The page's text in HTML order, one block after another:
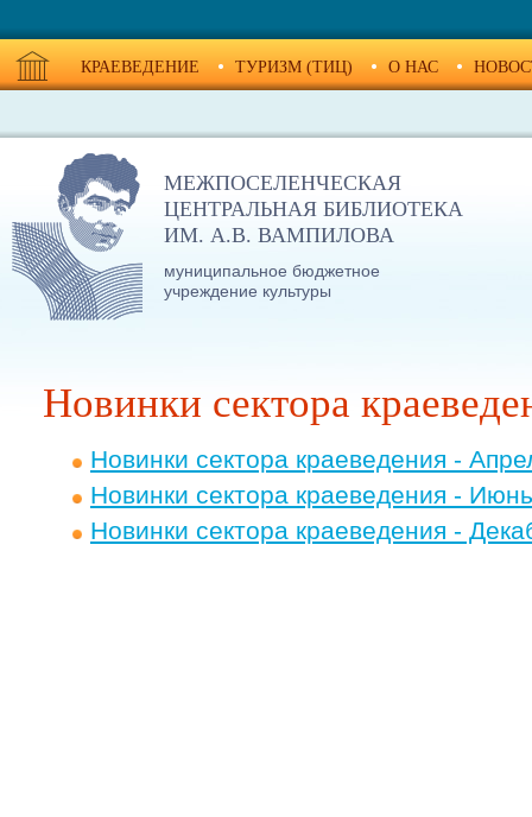
КРАЕВЕДЕНИЕ ТУРИЗМ (ТИЦ) О НАС
МЕЖПОСЕЛЕНЧЕСКАЯ
ЦЕНТРАЛЬНАЯ БИБЛИОТЕКА
ИМ. А.В. ВАМПИЛОВА
муниципальное бюджетное
учреждение культуры
Новинки сектора
Новинки сектора краеведения -
Новинки сектора краеведения -
Новинки сектора краеведения -